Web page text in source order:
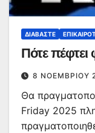
ΔΙΑΒΆΣΤΕ
Πότε
8 ΝΟΕΜΒΡΊΟΥ
Θα
Friday 2025